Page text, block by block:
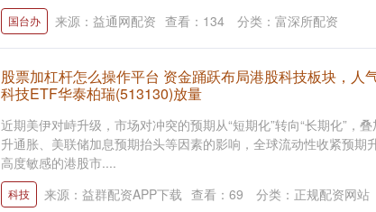
国台办 来源：益通网配资 查看： 134 分类： 富深所配资
股票加杠杆怎么操作平台 资金踊跃布局港股科技板块，人
科技ETF华泰柏瑞(513130)放量
近期美伊对峙升级，市场对冲突的预期从“短期化”转向“长期化”，
升通胀、美联储加息预期抬头等因素的影响，全球流动性收紧预期
高度敏感的港股市....
科技 来源：益群配资APP下载 查看： 69 分类： 正规配资网站